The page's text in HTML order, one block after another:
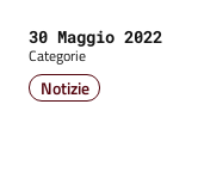
Data:
30 Maggio 2022
Categorie
Notizie